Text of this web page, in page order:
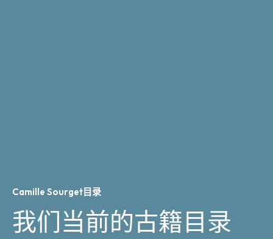
Camille Sourget目录
我们当前的古籍目录